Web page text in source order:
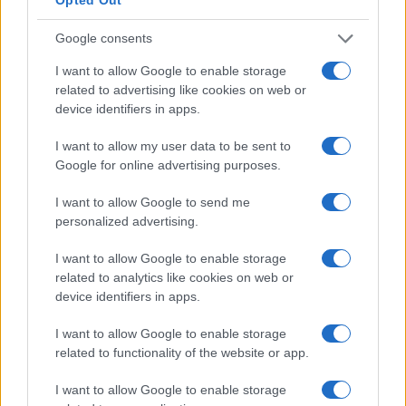
Google consents
I want to allow Google to enable storage
related to advertising like cookies on web or
device identifiers in apps.
I want to allow my user data to be sent to
Google for online advertising purposes.
I want to allow Google to send me
personalized advertising.
I want to allow Google to enable storage
related to analytics like cookies on web or
device identifiers in apps.
I want to allow Google to enable storage
related to functionality of the website or app.
I want to allow Google to enable storage
zoper storilca kaznivega dejanja ne želi in je umaknil
V četrtek zvečerje oškodovanec na Policijski postaji
Slovenj Gradec podal predlog za pregon kaznivega
dejanja goljufije. Neznani osumljenec je utemeljeno
osumljen kaznivega dejanja goljufije, saj je na
medmrežju objavil oglas za prodajo aparata.
Oškodovanec se je odločil za nakup in sledil povezavi, ki
ga je vodila v spletno prodajalno, kjer je izpolnil obrazec
za naročilo izdelka. V četrtek mu je dostavna služba
dostavila pošiljko v paketomat, kjer ga je oškodovanec
prevzel po predhodnem odkupu. Ko je pošiljko odprl, je